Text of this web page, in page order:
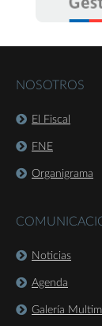
NOSOTROS
El Fiscal
FNE
Organigrama
Noticias
Agenda
Galería